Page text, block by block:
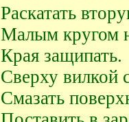
Раскатать
Малым кругом
Края защипать.
Сверху вилкой
Смазать